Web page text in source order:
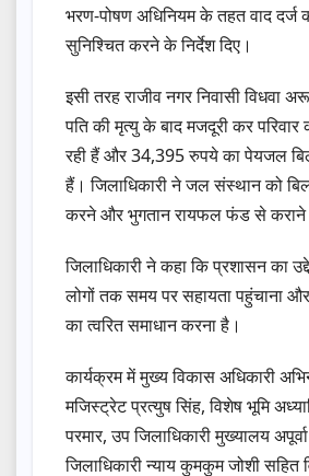
भरण-पोषण अधिनियम के तहत वाद दर्ज
सुनिश्चित करने के निर्देश दिए।
इसी तरह राजीव नगर निवासी विधवा
पति की मृत्यु के बाद मजदूरी कर
रही हैं और 34,395 रुपये का पेयजल
हैं। जिलाधिकारी ने जल संस्थान को
करने और भुगतान रायफल फंड से कराने
जिलाधिकारी ने कहा कि प्रशासन का
लोगों तक समय पर सहायता पहुंचाना
का त्वरित समाधान करना है।
कार्यक्रम में मुख्य विकास अधिकारी
मजिस्ट्रेट प्रत्युष सिंह, विशेष भूमि
परमार, उप जिलाधिकारी मुख्यालय
जिलाधिकारी न्याय कुमकुम जोशी सहित